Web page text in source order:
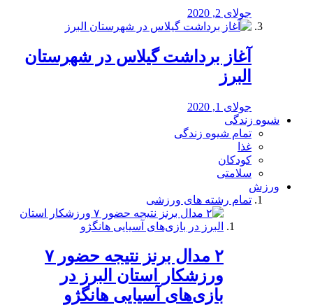
جولای 2, 2020
آغاز برداشت گیلاس در شهرستان
البرز
جولای 1, 2020
شیوه زندگی
تمام شیوه زندگی
غذا
کودکان
سلامتی
ورزش
تمام رشته های ورزشی
۲ مدال برنز نتیجه حضور ۷
ورزشکار استان البرز در
بازی‌های آسیایی هانگژو